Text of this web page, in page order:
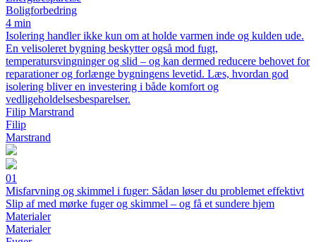
Boligforbedring
4 min
Isolering handler ikke kun om at holde varmen inde og kulden ude.
En velisoleret bygning beskytter også mod fugt,
temperatursvingninger og slid – og kan dermed reducere behovet for
reparationer og forlænge bygningens levetid. Læs, hvordan god
isolering bliver en investering i både komfort og
vedligeholdelsesbesparelser.
Filip Marstrand
Filip
Marstrand
01
Misfarvning og skimmel i fuger: Sådan løser du problemet effektivt
Slip af med mørke fuger og skimmel – og få et sundere hjem
Materialer
Materialer